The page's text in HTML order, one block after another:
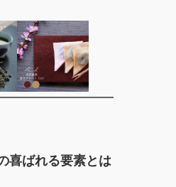
喜ばれる要素とは